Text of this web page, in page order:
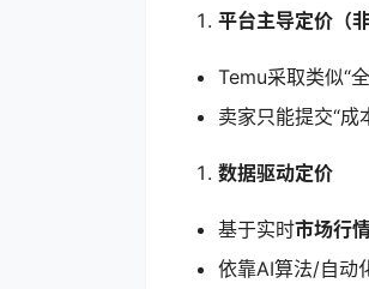
平台主导定价（
Temu采取类似“
卖家只能提交“成
数据驱动定价
基于实时市场行
依靠AI算法/自动